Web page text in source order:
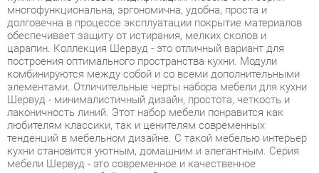
построения оптимального пространства кухни. Модули
комбинируются между собой и со всеми дополнительными
элементами. Отличительные черты набора мебели для кухни
Шервуд - минималистичный дизайн, простота, четкость и
лаконичность линий. Этот набор мебели понравится как
любителям классики, так и ценителям современных
тенденций в мебельном дизайне. С такой мебелью интерьер
кухни становится уютным, домашним и элегантным. Серия
мебели Шервуд - это современное и качественное
оснащение для любой кухни. Светлая и гармоничная кухня
Шервуд привнесет атмосферу уюта и комфорта в ваш
интерьер и поможет почувствовать себя искусным творцом
кулинарных изысков. Широкая база элементов, позволит